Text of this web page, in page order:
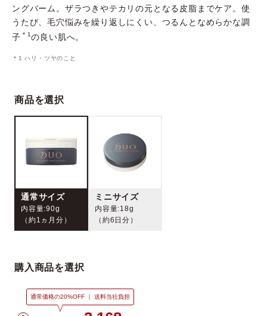
あしたの美肌 |
ベストコスメ受賞履歴
ングバーム。ザラつきやテカリの元となる皮脂までケア。使
うたび、毛穴悩みを繰り返しにくい、つるんとなめらかな調
子 ＊1 の良い肌へ。
＊1 ハリ・ツヤのこと
商品を選択
通常サイズ
内容量:90g
（約1ヵ月分）
ミニサイズ
内容量:18g
（約6日分）
購入商品を選択
通常価格の20%OFF ｜ 送料当社負担